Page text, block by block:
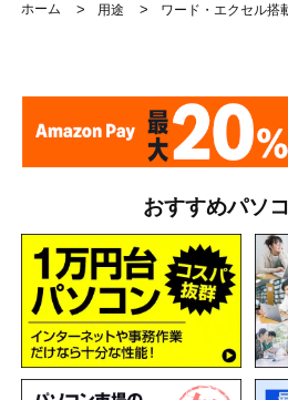
ホーム > 用途 > ワード・エクセル搭
おすすめパソ